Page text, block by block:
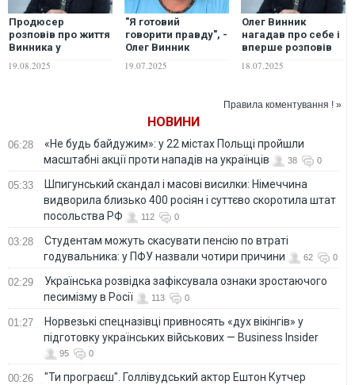
Продюсер
розповів про життя
Винника у
"Говорив, що на
19.08.2025
"Я готовий
говорити правду", -
Олег Винник
конфлікт із
19.07.2025
Олег Винник
нагадав про себе і
вперше розповів
18.07.2025
Правила коментування ! »
НОВИНИ
06:28
«Не будь байдужим»: у 22 містах Польщі пройшли
масштабні акції проти нападів на українців
38 0
05:33
Шпигунський скандал і масові висилки: Німеччина
видворила близько 400 росіян і суттєво скоротила штат
посольства РФ
112 0
03:28
Студентам можуть скасувати пенсію по втраті
годувальника: у ПФУ назвали чотири причини
62 0
02:29
Українська розвідка зафіксувала ознаки зростаючого
песимізму в Росії
113 0
01:27
Норвезькі спецназівці привносять «дух вікінгів» у
підготовку українських військових — Business Insider
95 0
00:26
"Ти програєш". Голлівудський актор Ештон Кутчер